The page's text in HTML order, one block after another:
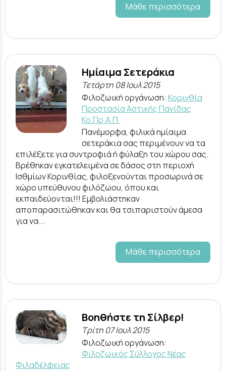
Μάθε περισσότερα
Ημίαιμα Σετεράκια
Τετάρτη 08 Ιουλ 2015
Φιλοζωική οργάνωση: Κορινθία
Προστασία Αστικής Πανίδας
Κο.Πρ.Α.Π.
Πανέμορφα, φιλικά ημίαιμα
σετεράκια σας περιμένουν να τα
επιλέξετε για συντροφιά ή φύλαξη του χώρου σας.
Βρέθηκαν εγκατελειμένα σε δάσος στη περιοχή
Ισθμίων Κορινθίας, φιλοξενούνται προσωρινά σε
χώρο υπεύθυνου φιλόζωου, όπου και
εκπαιδεύονται!!! Εμβολιάστηκαν
αποπαρασιτώθηκαν και θα τσιπαριστούν άμεσα
για να...
Μάθε περισσότερα
Βοηθήστε τη Σίλβερ!
Τρίτη 07 Ιουλ 2015
Φιλοζωική οργάνωση:
Φιλοζωικός Σύλλογος Νέας
Φιλαδέλφειας